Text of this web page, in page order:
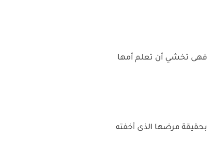
فهى تخشي أن تعلم أمها
بحقيقة مرضها الذى أخفته